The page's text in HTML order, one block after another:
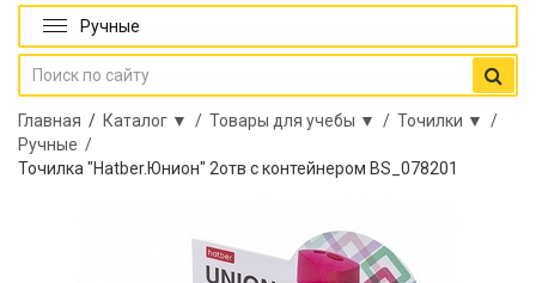
Ручные
Главная / Каталог ▼ / Товары для учебы ▼ / Точилки ▼ /
Ручные /
Точилка "Hatber.Юнион" 2отв с контейнером BS_078201